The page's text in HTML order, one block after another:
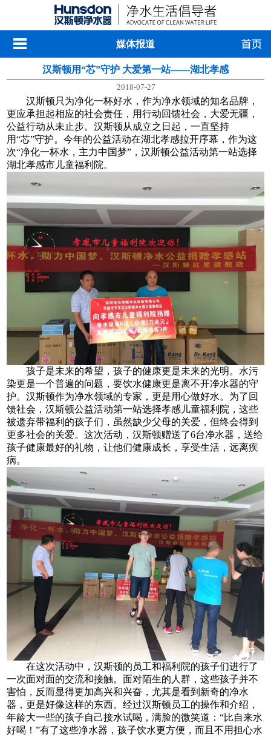
媒体报道
汉斯顿用“芯”守护 大爱第一站——湖北孝感
2018-07-27
汉斯顿只为净化一杯好水，作为净水领域的知名品牌，
更应承担起相应的社会责任，用行动回馈社会，大爱无疆，
公益行动从未止步。汉斯顿从成立之日起，一直坚持
用“芯”守护。今年的公益活动在湖北孝感拉开序幕，作为这
次“净化一杯水，主力中国梦”，汉斯顿公益活动第一站选择
湖北孝感市儿童福利院。
孩子是未来的希望，孩子的健康更是未来的光明。水污
染更是一个普遍的问题，要饮水健康更是离不开净水器的守
护。汉斯顿作为净水领域的专家，更是用心做好水。为了回
馈社会，汉斯顿公益活动第一站选择孝感儿童福利院，这些
被遗弃带福利的孩子们，虽然缺少父母的关爱，但终会得到
更多社会的关爱。这次活动，汉斯顿赠送了6台净水器，送给
孩子健康最好的礼物，让他们健康成长，享受生活，远离疾
病。
在这次活动中，汉斯顿的员工和福利院的孩子们进行了
一次面对面的交流和接触。面对陌生的人群，这些孩子并不
害怕，反而显得更加高兴和兴奋，尤其是看到新奇的净水
器，更是好像这样的东西。经过汉斯顿员工的操作和介绍，
年龄大一些的孩子自己接水试喝，满脸的微笑道：“比自来水
好喝！”有了这些净水器，孩子饮水更方便，而且不用担心水